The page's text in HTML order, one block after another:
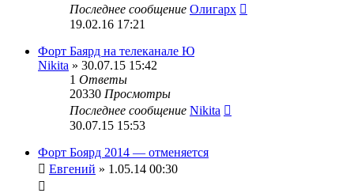
Последнее сообщение Олигарх
19.02.16 17:21
Форт Баярд на телеканале Ю
Nikita » 30.07.15 15:42
1 Ответы
20330 Просмотры
Последнее сообщение Nikita
30.07.15 15:53
Форт Боярд 2014 — отменяется
Евгений » 1.05.14 00:30